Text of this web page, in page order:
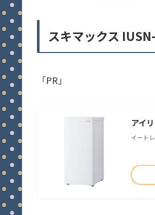
スキマックス
「PR」
アイ
イート